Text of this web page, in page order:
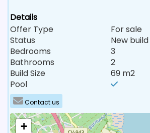
Details
Offer Type
For sale
Status
New build
Bedrooms
3
Bathrooms
2
Build Size
69 m2
Pool
Contact us
+